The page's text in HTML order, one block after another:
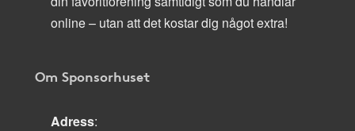
online – utan att det kostar dig något extra!
Om Sponsorhuset
Adress: